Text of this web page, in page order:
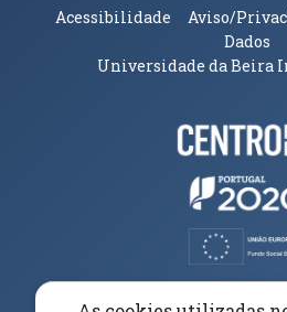
Acessibilidade Aviso/
Dados
Universidade da Beira
Parceiros e